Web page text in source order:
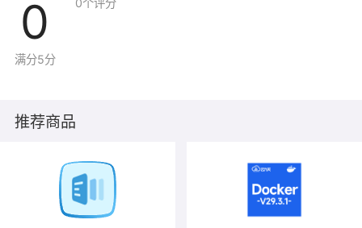
0
满分5分
推荐商品